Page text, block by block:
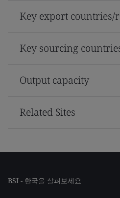
Key export countries/
Key sourcing
Output capacity
Related Sites
BSI - 한국을 살펴보세요